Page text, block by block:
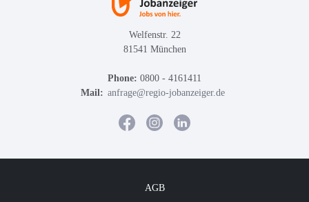
Welfenstr. 22
81541 München
Phone: 0800 - 4161411
Mail: anfrage@regio-jobanzeiger.de
AGB